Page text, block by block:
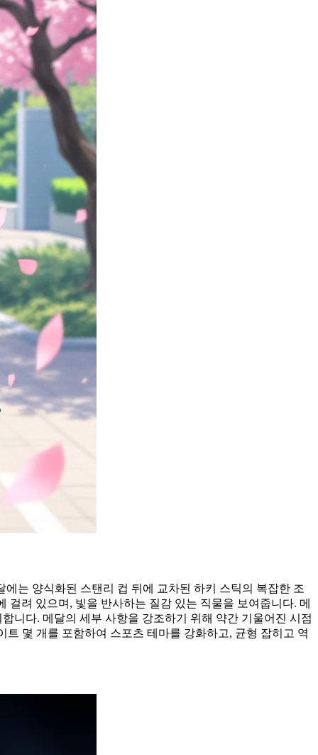
는 양식화된 스탠리 컵 뒤에 교차된 하키 스틱의 복잡한 조
려 있으며, 빛을 반사하는 질감 있는 직물을 보여줍니다. 메
니다. 메달의 세부 사항을 강조하기 위해 약간 기울어진 시점
몇 개를 포함하여 스포츠 테마를 강화하고, 균형 잡히고 역